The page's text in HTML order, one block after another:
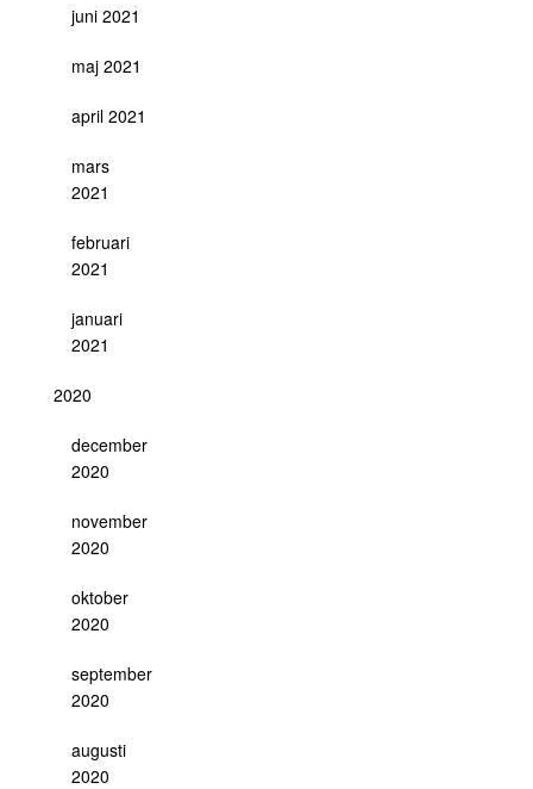
juni 2021
maj 2021
april 2021
mars
2021
februari
2021
januari
2021
2020
december
2020
november
2020
oktober
2020
september
2020
augusti
2020